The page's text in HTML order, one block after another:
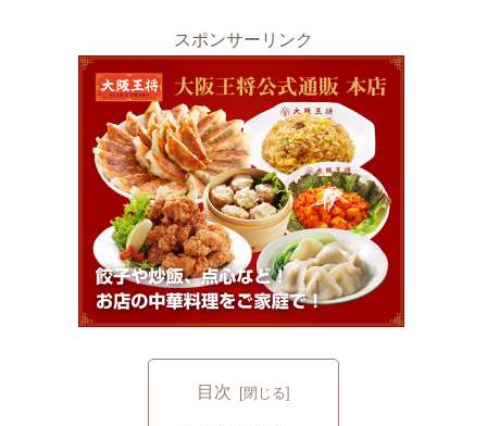
スポンサーリンク
目次